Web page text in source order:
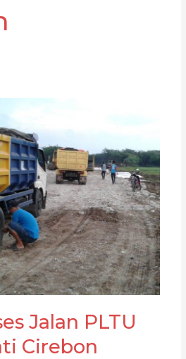
Jalan PLTU
Cirebon